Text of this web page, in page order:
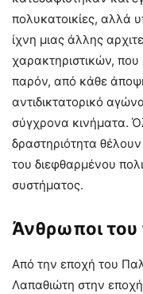
πολυκατοικίες, αλλά
ίχνη μιας άλλης
χαρακτηριστικών,
παρόν, από κάθε
αντιδικτατορικό
σύγχρονα κινήματα.
δραστηριότητα
του διεφθαρμένου
συστήματος.
Άνθρωποι του
Από την εποχή του
Λαπαθιώτη στην